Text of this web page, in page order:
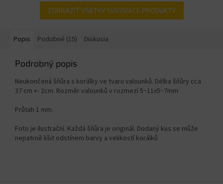
ZOBRAZIŤ VŠETKY SÚVISIACE PRODUKTY
Popis Podobné (15) Diskusia
Podrobný popis
Neukončená šňůra s korálky ve tvaru valounků. Délka šňůry cca
37 cm +- 2cm. Rozměr valounků v rozmezí5~11x5~7mm
Průtah 1 mm
Foto je ilustrační. Každá šňůra je originál. Dodaný kus se může
nepatrně lišit odstínem barvy a velikostí korálků